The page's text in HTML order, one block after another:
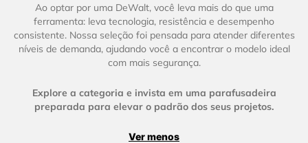
Ao optar por uma DeWalt, você leva mais do que uma
ferramenta: leva tecnologia, resistência e desempenho
consistente. Nossa seleção foi pensada para atender diferentes
níveis de demanda, ajudando você a encontrar o modelo ideal
com mais segurança.
Explore a categoria e invista em uma parafusadeira
preparada para elevar o padrão dos seus projetos.
Ver menos